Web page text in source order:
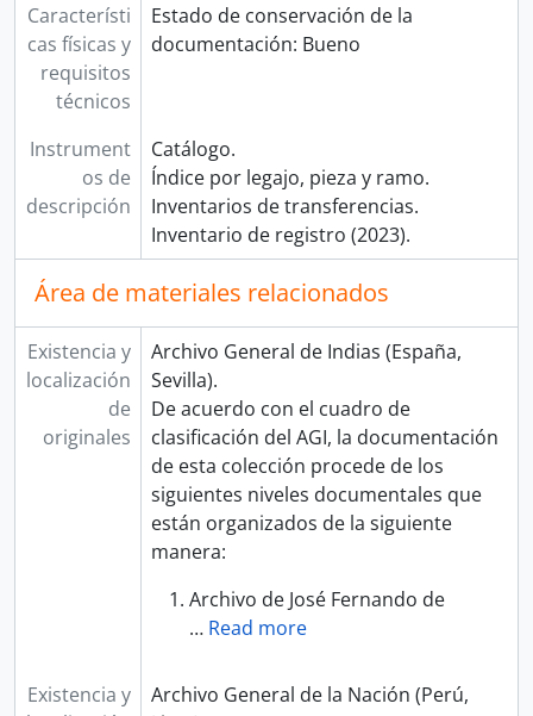
Característi
cas físicas y
requisitos
técnicos
Estado de conservación de la
documentación: Bueno
Instrument
os de
descripción
Catálogo.
Índice por legajo, pieza y ramo.
Inventarios de transferencias.
Inventario de registro (2023).
Área de materiales relacionados
Existencia y
localización
de
originales
Archivo General de Indias (España,
Sevilla).
De acuerdo con el cuadro de
clasificación del AGI, la documentación
de esta colección procede de los
siguientes niveles documentales que
están organizados de la siguiente
manera:
Archivo de José Fernando de
… Read more
Existencia y
Archivo General de la Nación (Perú,